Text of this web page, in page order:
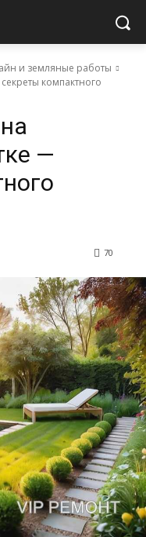
и земляные работы
компактного
—
70